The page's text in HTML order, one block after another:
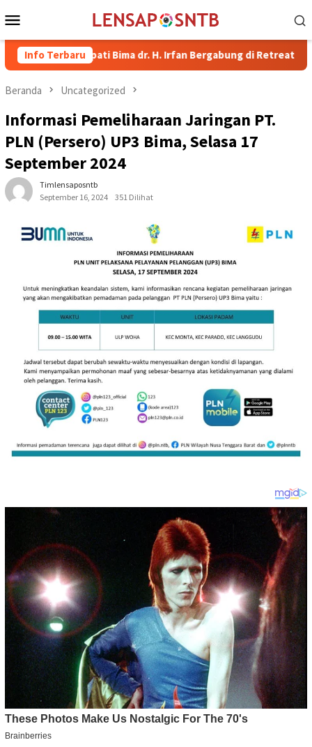
ke
Mobile
Info Terbaru
Bupati Bima dr. H. Irfan Bergabung di Retreat Magelang
Beranda Uncategorized
Informasi Pemeliharaan Jaringan PT.
PLN (Persero) UP3 Bima, Selasa 17
September 2024
Timlensaposntb
September 16, 2024
351 Dilihat